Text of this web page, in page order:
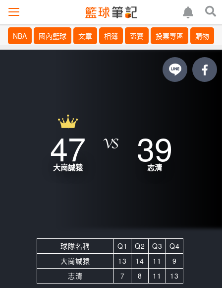
NBA 國內籃球 文章 相簿 盃賽 投票專區 購物
47
大崗誠猿 39
志清
球隊名稱 Q1 Q2 Q3
Q4
大崗誠猿
13 14 11
9
志清
7 8 11 13